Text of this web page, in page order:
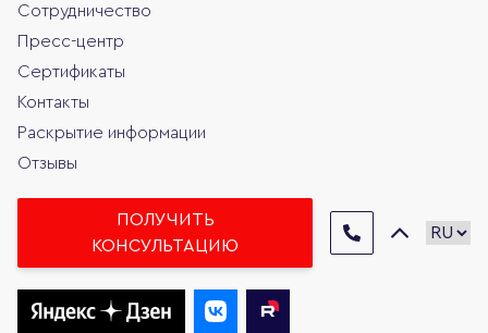
Сотрудничество
Пресс-центр
Сертификаты
Контакты
Раскрытие информации
Отзывы
ПОЛУЧИТЬ
КОНСУЛЬТАЦИЮ